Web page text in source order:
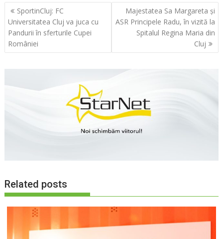
Navigare
în
articole
SportinCluj: FC
Universitatea Cluj va juca cu
Pandurii în sferturile Cupei
României
Majestatea Sa Margareta și
ASR Principele Radu, în vizită la
Spitalul Regina Maria din
Cluj
Related posts